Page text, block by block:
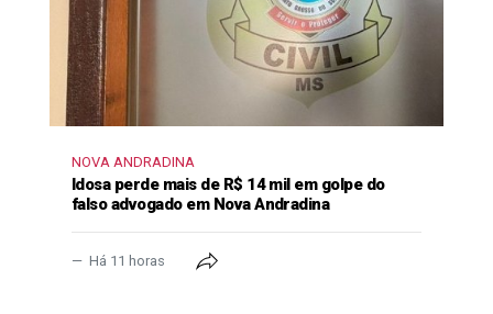
NOVA ANDRADINA
Idosa perde mais de R$ 14 mil em golpe do
falso advogado em Nova Andradina
Há 11 horas